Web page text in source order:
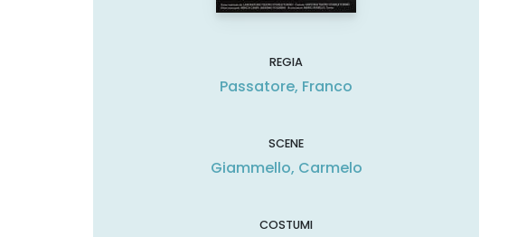
REGIA
Passatore, Franco
SCENE
Giammello, Carmelo
COSTUMI